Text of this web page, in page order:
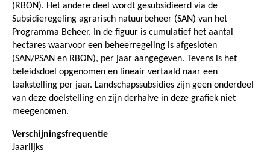
(RBON). Het andere deel wordt gesubsidieerd via de
Subsidieregeling agrarisch natuurbeheer (SAN) van het
Programma Beheer. In de figuur is cumulatief het aantal
hectares waarvoor een beheerregeling is afgesloten
(SAN/PSAN en RBON), per jaar aangegeven. Tevens is het
beleidsdoel opgenomen en lineair vertaald naar een
taakstelling per jaar. Landschapssubsidies zijn geen onderdeel
van deze doelstelling en zijn derhalve in deze grafiek niet
meegenomen.
Verschijningsfrequentie
Jaarlijks